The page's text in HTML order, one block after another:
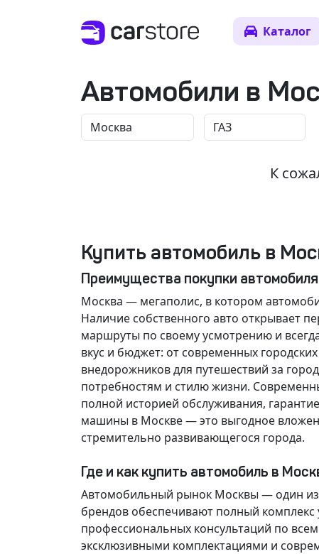
Каталог
Автомобили в
К
Купить автомобиль в
Преимущества покупки
Москва — мегаполис, в котором
Наличие собственного авто открывает
маршруты по своему усмотрению и
вкус и бюджет: от современных
внедорожников для путешествий за
потребностям и стилю жизни.
полной историей обслуживания,
машины в Москве — это выгодное
стремительно развивающегося города.
Где и как купить автомобиль в
Автомобильный рынок Москвы — один
брендов обеспечивают полный
профессиональных консультаций по
эксклюзивными комплектациями и